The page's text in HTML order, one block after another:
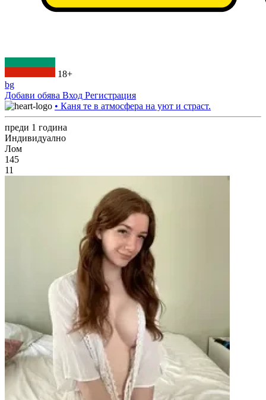
18+
bg
Добави обява Вход Регистрация
• Каня те в атмосфера на уют и страст.
преди 1 година
Индивидуално
Лом
145
11